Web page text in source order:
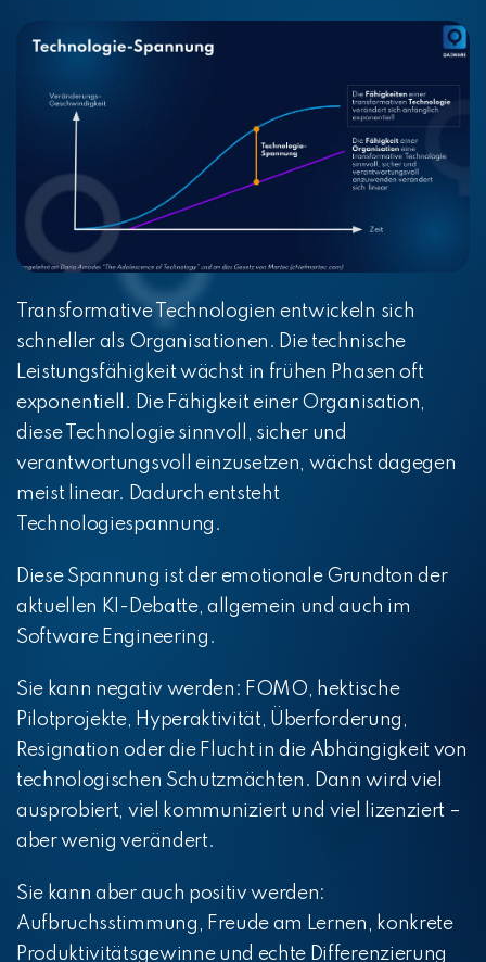
Transformative Technologien entwickeln sich
schneller als Organisationen. Die technische
Leistungsfähigkeit wächst in frühen Phasen oft
exponentiell. Die Fähigkeit einer Organisation,
diese Technologie sinnvoll, sicher und
verantwortungsvoll einzusetzen, wächst dagegen
meist linear. Dadurch entsteht
Technologiespannung.
Diese Spannung ist der emotionale Grundton der
aktuellen KI-Debatte, allgemein und auch im
Software Engineering.
Sie kann negativ werden: FOMO, hektische
Pilotprojekte, Hyperaktivität, Überforderung,
Resignation oder die Flucht in die Abhängigkeit von
technologischen Schutzmächten. Dann wird viel
ausprobiert, viel kommuniziert und viel lizenziert –
aber wenig verändert.
Sie kann aber auch positiv werden:
Aufbruchsstimmung, Freude am Lernen, konkrete
Produktivitätsgewinne und echte Differenzierung